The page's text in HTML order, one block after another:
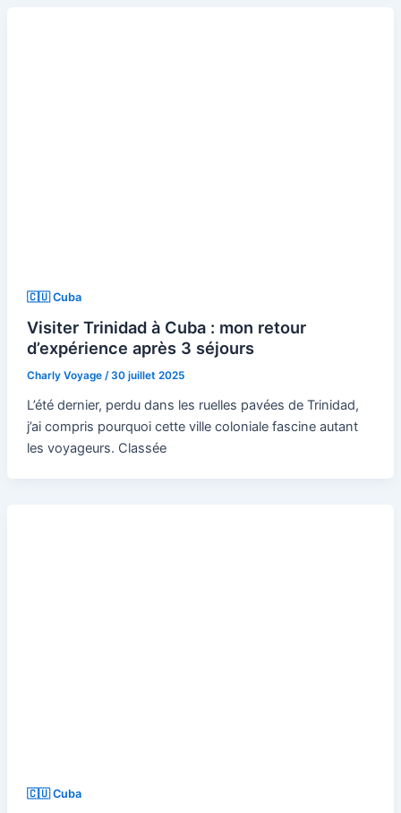
🇨🇺 Cuba
Visiter Trinidad à Cuba : mon retour
d’expérience après 3 séjours
Charly Voyage /30 juillet 2025
L’été dernier, perdu dans les ruelles pavées de Trinidad,
j’ai compris pourquoi cette ville coloniale fascine autant
les voyageurs. Classée
🇨🇺 Cuba